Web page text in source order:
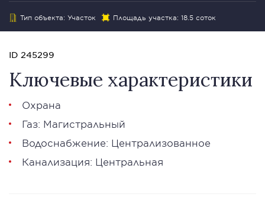
Тип объекта: Участок Площадь участка: 18.5 соток
ID 245299
Ключевые характеристики
Охрана
Газ: Магистральный
Водоснабжение: Централизованное
Канализация: Центральная